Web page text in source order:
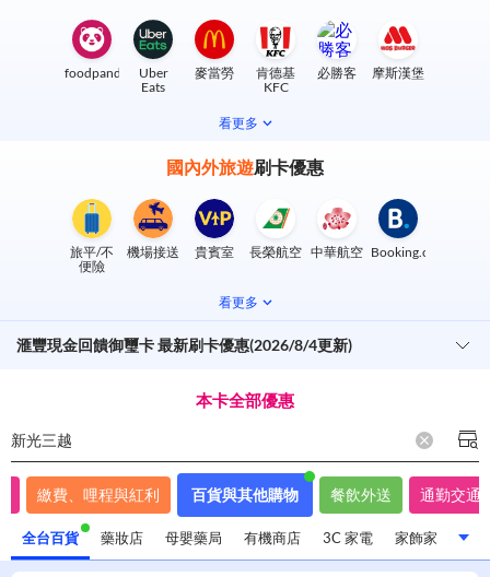
foodpanda
Uber
Eats
麥當勞
肯德基
KFC
必勝客 摩斯漢堡
看更多
國內外旅遊刷卡優惠
旅平/不
便險
機場接送 貴賓室 長榮航空 中華航空 Booking.com
看更多
滙豐現金回饋御璽卡 最新刷卡優惠(2026/8/4更新)
本卡全部優惠
新光三越
繳費、哩程與紅利 百貨與其他購物 餐飲外送 通勤交通
全台百貨 藥妝店 母嬰藥局 有機商店 3C 家電 家飾家具